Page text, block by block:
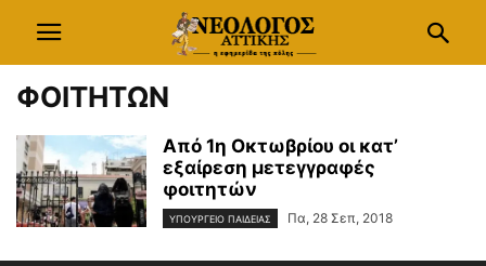
ΦΟΙΤΗΤΩΝ
Από 1η Οκτωβρίου οι κατ’
εξαίρεση μετεγγραφές
φοιτητών
ΥΠΟΥΡΓΕΙΟ ΠΑΙΔΕΙΑΣ Πα, 28 Σεπ, 2018